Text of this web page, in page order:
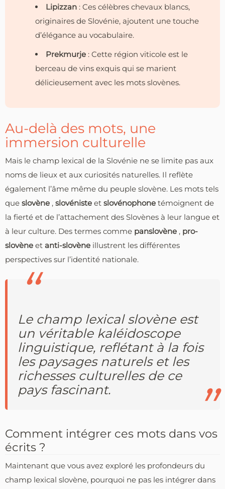
Lipizzan : Ces célèbres chevaux blancs,
originaires de Slovénie, ajoutent une touche
d’élégance au vocabulaire.
Prekmurje : Cette région viticole est le
berceau de vins exquis qui se marient
délicieusement avec les mots slovènes.
Au-delà des mots, une
immersion culturelle
Mais le champ lexical de la Slovénie ne se limite pas aux
noms de lieux et aux curiosités naturelles. Il reflète
également l’âme même du peuple slovène. Les mots tels
que slovène , slovéniste et slovénophone témoignent de
la fierté et de l’attachement des Slovènes à leur langue et
à leur culture. Des termes comme panslovène , pro-
slovène et anti-slovène illustrent les différentes
perspectives sur l’identité nationale.
Le champ lexical slovène est
un véritable kaléidoscope
linguistique, reflétant à la fois
les paysages naturels et les
richesses culturelles de ce
pays fascinant.
Comment intégrer ces mots dans vos
écrits ?
Maintenant que vous avez exploré les profondeurs du
champ lexical slovène, pourquoi ne pas les intégrer dans